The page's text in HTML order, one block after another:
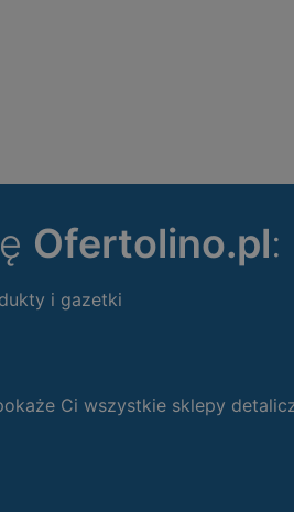
Ofertolino.pl:
i gazetki
Ci wszystkie sklepy